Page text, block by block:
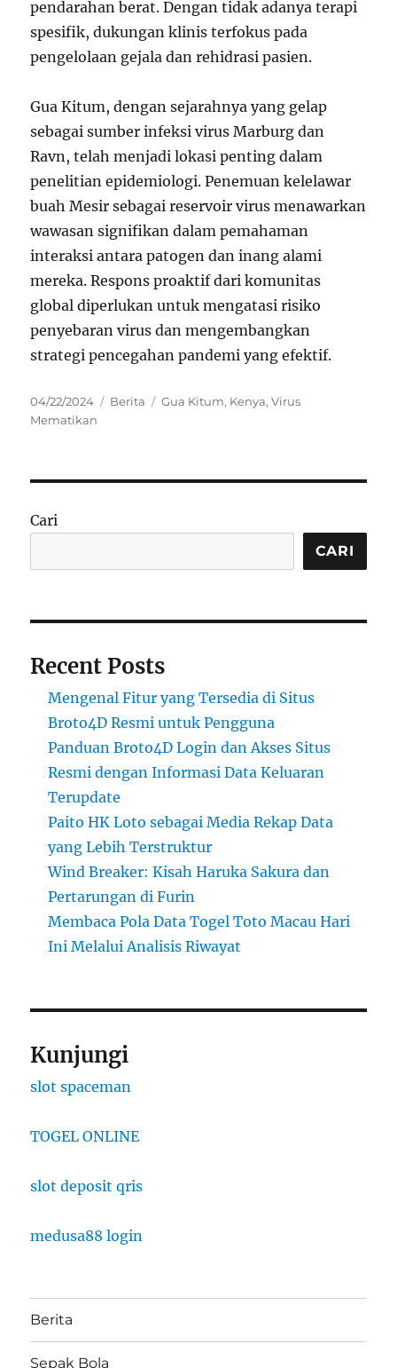
pendarahan berat. Dengan tidak adanya terapi
spesifik, dukungan klinis terfokus pada
pengelolaan gejala dan rehidrasi pasien.
Gua Kitum, dengan sejarahnya yang gelap
sebagai sumber infeksi virus Marburg dan
Ravn, telah menjadi lokasi penting dalam
penelitian epidemiologi. Penemuan kelelawar
buah Mesir sebagai reservoir virus menawarkan
wawasan signifikan dalam pemahaman
interaksi antara patogen dan inang alami
mereka. Respons proaktif dari komunitas
global diperlukan untuk mengatasi risiko
penyebaran virus dan mengembangkan
strategi pencegahan pandemi yang efektif.
Posted
on
04/22/2024 Categories
Berita Tags
Gua Kitum, Kenya,Virus
Mematikan
Cari
CARI
Recent Posts
Mengenal Fitur yang Tersedia di Situs
Broto4D Resmi untuk Pengguna
Panduan Broto4D Login dan Akses Situs
Resmi dengan Informasi Data Keluaran
Terupdate
Paito HK Loto sebagai Media Rekap Data
yang Lebih Terstruktur
Wind Breaker: Kisah Haruka Sakura dan
Pertarungan di Furin
Membaca Pola Data Togel Toto Macau Hari
Ini Melalui Analisis Riwayat
Kunjungi
slot spaceman
TOGEL ONLINE
slot deposit qris
medusa88 login
Berita
Sepak Bola